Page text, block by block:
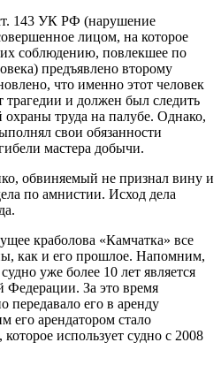
143 УК РФ (нарушение
лицом, на которое
соблюдению, повлекшее по
предъявлено второму
что именно этот человек
трагедии и должен был следить
труда на палубе. Однако,
свои обязанности
мастера добычи.
обвиняемый не признал вину и
по амнистии. Исход дела
краболова «Камчатка» все
как и его прошлое. Напомним,
уже более 10 лет является
Федерации. За это время
передавало его в аренду
его арендатором стало
использует судно с 2008